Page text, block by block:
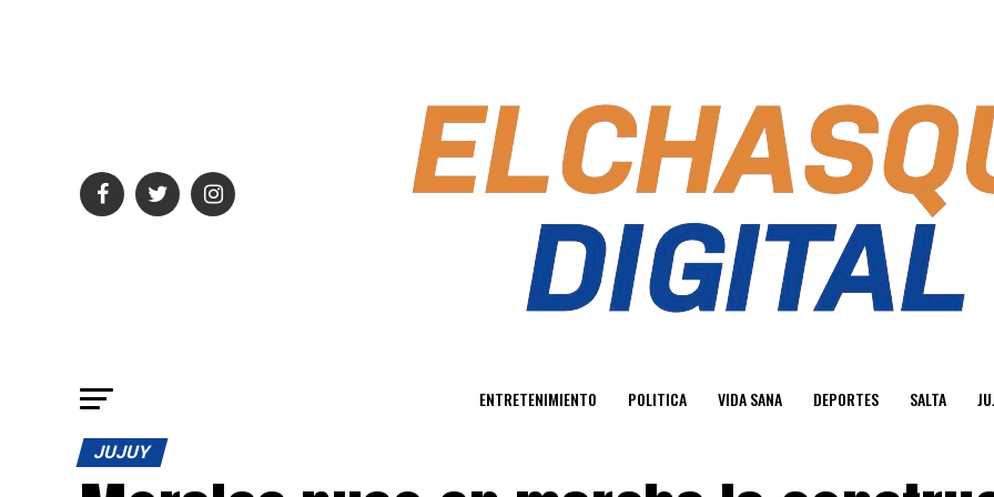
ENTRETENIMIENTO POLITICA VIDA SANA DEPORTES SALTA
JUJUY